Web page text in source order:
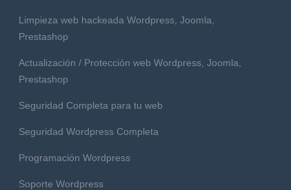
Limpieza web hackeada Wordpress, Joomla,
Prestashop
Actualización / Protección web Wordpress, Joomla,
Prestashop
Seguridad Completa para tu web
Seguridad Wordpress Completa
Programación Wordpress
Soporte Wordpress